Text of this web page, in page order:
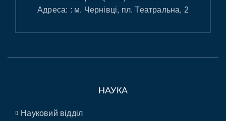
Адреса: : м. Чернівці, пл. Театральна, 2
НАУКА
Науковий відділ